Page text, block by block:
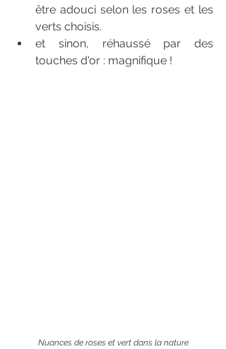
être adouci selon les roses et les
verts choisis.
et sinon, réhaussé par des
touches d'or : magnifique !
Nuances de roses et vert dans la nature